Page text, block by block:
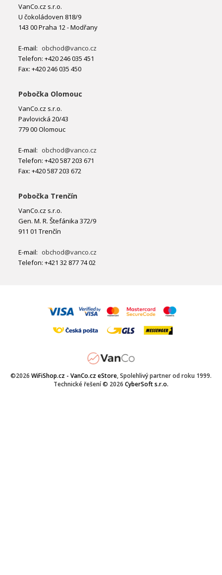
VanCo.cz s.r.o.
U čokoládoven 818/9
143 00 Praha 12 - Modřany
E-mail: obchod@vanco.cz
Telefon: +420 246 035 451
Fax: +420 246 035 450
Pobočka Olomouc
VanCo.cz s.r.o.
Pavlovická 20/43
779 00 Olomouc
E-mail: obchod@vanco.cz
Telefon: +420 587 203 671
Fax: +420 587 203 672
Pobočka Trenčín
VanCo.cz s.r.o.
Gen. M. R. Štefánika 372/9
911 01 Trenčín
E-mail: obchod@vanco.cz
Telefon: +421 32 877 74 02
©2026 WiFiShop.cz - VanCo.cz eStore, Spolehlivý partner od roku 1999.
Technické řešení © 2026 CyberSoft s.r.o.